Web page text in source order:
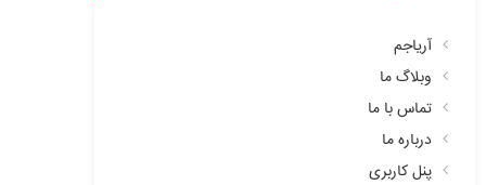
آریاجم
وبلاگ ما
تماس با ما
درباره ما
پنل کاربری